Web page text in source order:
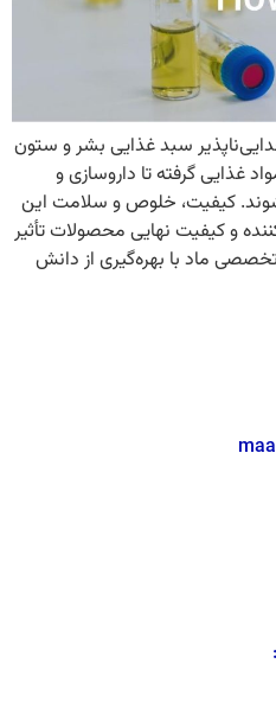
سبد غذایی بشر و ستون
غذایی گرفته تا داروسازی و
کیفیت، خلوص و سلامت این
و کیفیت نهایی محصولات تأثیر
ماد با بهره‌گیری از دانش